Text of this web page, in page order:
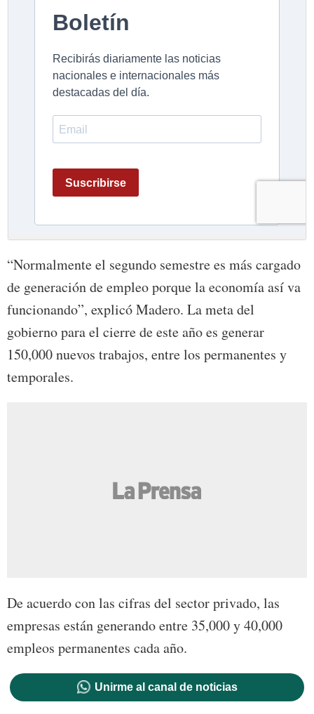
“Normalmente el segundo semestre es más cargado
de generación de empleo porque la economía así va
funcionando”, explicó Madero. La meta del
gobierno para el cierre de este año es generar
150,000 nuevos trabajos, entre los permanentes y
temporales.
De acuerdo con las cifras del sector privado, las
empresas están generando entre 35,000 y 40,000
empleos permanentes cada año.
Unirme al canal de noticias